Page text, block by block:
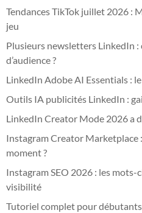
Tendances TikTok juillet 2026 :
jeu
Plusieurs newsletters LinkedIn
d’audience ?
LinkedIn Adobe AI Essentials :
Outils IA publicités LinkedIn :
LinkedIn Creator Mode 2026 a
Instagram Creator Marketplace
moment ?
Instagram SEO 2026 : les
visibilité
Tutoriel complet pour